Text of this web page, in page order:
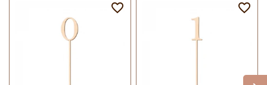
 